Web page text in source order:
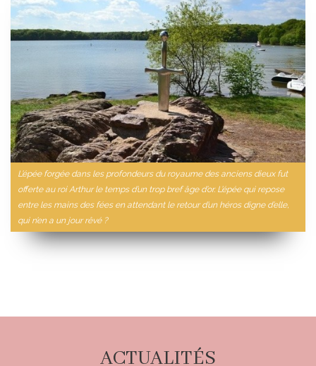
L’épée forgée dans les profondeurs du royaume des anciens dieux fut
offerte au roi Arthur le temps d’un trop bref âge d’or. L’épée qui repose
entre les mains des fées en attendant le retour d’un héros digne d’elle,
qui n’en a un jour rêvé ?
ACTUALITÉS